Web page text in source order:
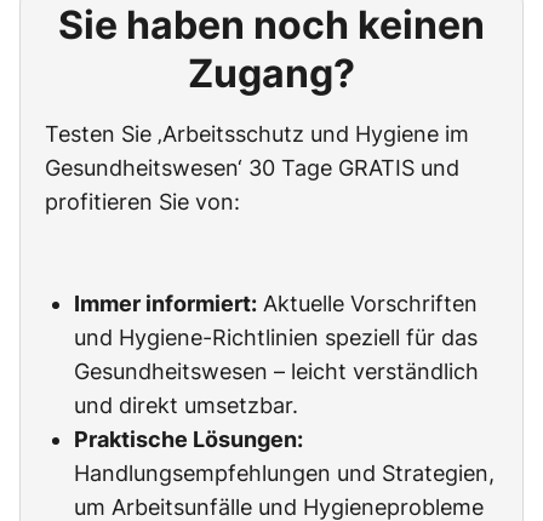
Sie haben noch keinen
Zugang?
Testen Sie ‚Arbeitsschutz und Hygiene im
Gesundheitswesen‘ 30 Tage GRATIS und
profitieren Sie von:
Immer informiert: Aktuelle Vorschriften
und Hygiene-Richtlinien speziell für das
Gesundheitswesen – leicht verständlich
und direkt umsetzbar.
Praktische Lösungen:
Handlungsempfehlungen und Strategien,
um Arbeitsunfälle und Hygieneprobleme